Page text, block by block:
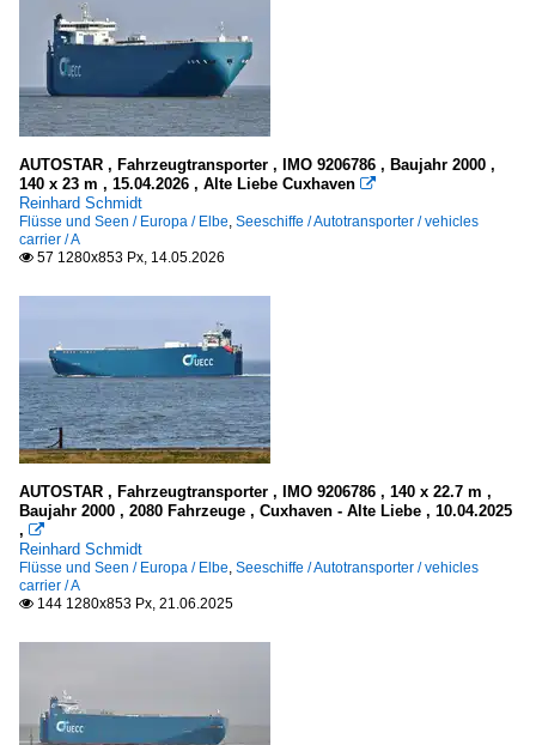
Sonstige Flüsse
Weser und Nebenflüsse
Europa
Kanäle
Deutschland
Meere, Seegebiete
Deutschland
Ostsee
Seehäfen
Deutschland
Bremerhaven
Autotransporter / vehicles carrier
1997
2000
2008
2009
2010
2012
2013
2014
2015
2016
2018
2019
2020
2022
AUTOSTAR , Fahrzeugtransporter , IMO 9206786 , Baujahr 2000 ,
140 x 23 m , 15.04.2026 , Alte Liebe Cuxhaven 
Reinhard Schmidt
Flüsse und Seen / Europa / Elbe, Seeschiffe / Autotransporter / vehicles
carrier / A
 57 1280x853 Px, 14.05.2026
AUTOSTAR , Fahrzeugtransporter , IMO 9206786 , 140 x 22.7 m ,
Baujahr 2000 , 2080 Fahrzeuge , Cuxhaven - Alte Liebe , 10.04.2025
, 
Reinhard Schmidt
Flüsse und Seen / Europa / Elbe, Seeschiffe / Autotransporter / vehicles
carrier / A
 144 1280x853 Px, 21.06.2025